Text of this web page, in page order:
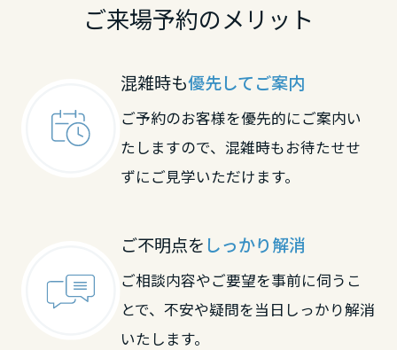
ご来場予約のメリット
混雑時も優先してご案内
ご予約のお客様を優先的にご案内い
たしますので、混雑時もお待たせせ
ずにご見学いただけます。
ご不明点を しっかり解消
ご相談内容やご要望を事前に伺うこ
とで、不安や疑問を当日しっかり解消
いたします。
大分県
鹿児島県